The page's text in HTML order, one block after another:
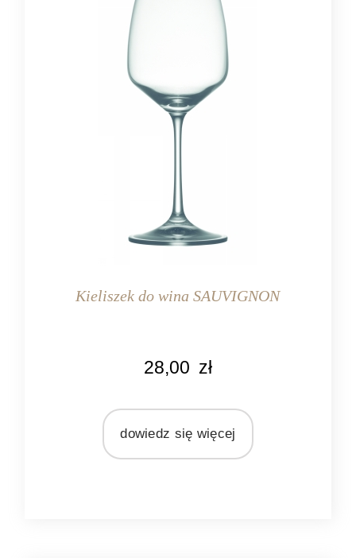
Kieliszek do wina SAUVIGNON
28,00 zł
dowiedz się więcej